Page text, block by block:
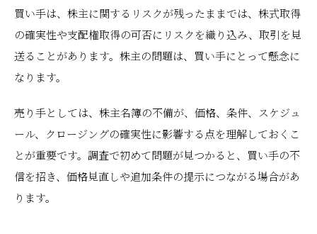
買い手は、株主に関するリスクが残ったままでは、株式取得
の確実性や支配権取得の可否にリスクを織り込み、取引を見
送ることがあります。株主の問題は、買い手にとって懸念に
なります。
売り手としては、株主名簿の不備が、価格、条件、スケジュ
ール、クロージングの確実性に影響する点を理解しておくこ
とが重要です。調査で初めて問題が見つかると、買い手の不
信を招き、価格見直しや追加条件の提示につながる場合があ
ります。